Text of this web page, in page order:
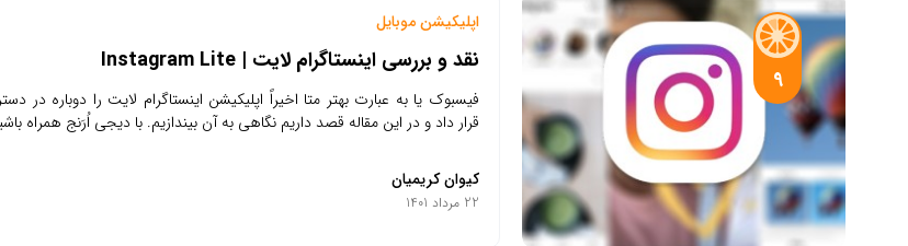
9
اپلیکیشن موبایل
نقد و بررسی اینستاگرام لایت | Instagram Lite
فیسبوک یا به عبارت بهتر متا اخیراً اپلیکیشن اینستاگرام لایت را دوباره در
قرار داد و در این مقاله قصد داریم نگاهی به آن بیندازیم. با دیجی اُرَنج همراه
کیوان کریمیان
22 مرداد 1401